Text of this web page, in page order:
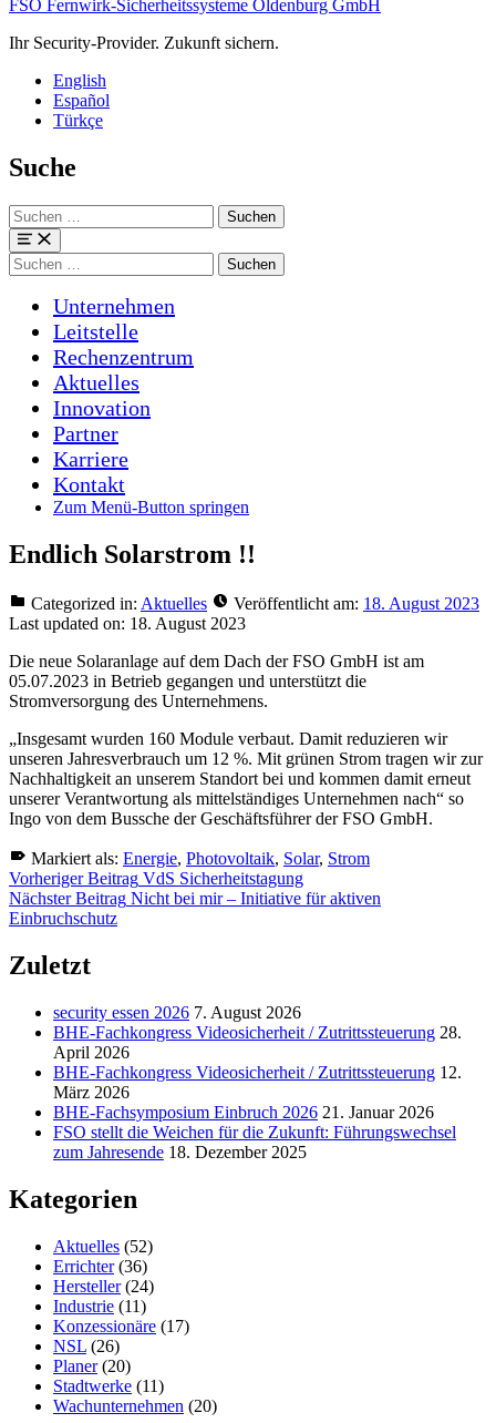
FSO Fernwirk-Sicherheitssysteme Oldenburg GmbH
Ihr Security-Provider. Zukunft sichern.
English
Español
Türkçe
Suche
Suchen
nach:
Menü
Suchen
nach:
Unternehmen
Leitstelle
Rechenzentrum
Aktuelles
Innovation
Partner
Karriere
Kontakt
Zum Menü-Button springen
Endlich Solarstrom !!
Categorized in: Aktuelles Veröffentlicht am: 18. August 2023
Last updated on: 18. August 2023
Die neue Solaranlage auf dem Dach der FSO GmbH ist am
05.07.2023 in Betrieb gegangen und unterstützt die
Stromversorgung des Unternehmens.
„Insgesamt wurden 160 Module verbaut. Damit reduzieren wir
unseren Jahresverbrauch um 12 %. Mit grünen Strom tragen wir zur
Nachhaltigkeit an unserem Standort bei und kommen damit erneut
unserer Verantwortung als mittelständiges Unternehmen nach“ so
Ingo von dem Bussche der Geschäftsführer der FSO GmbH.
Markiert als: Energie, Photovoltaik, Solar, Strom
Zurück
zur
Hauptnavigation
Beitragsnavigation
Vorheriger Beitrag VdS Sicherheitstagung
Nächster Beitrag Nicht bei mir – Initiative für aktiven
Einbruchschutz
Zuletzt
security essen 2026 7. August 2026
BHE-Fachkongress Videosicherheit / Zutrittssteuerung 28.
April 2026
BHE-Fachkongress Videosicherheit / Zutrittssteuerung 12.
März 2026
BHE-Fachsymposium Einbruch 2026 21. Januar 2026
FSO stellt die Weichen für die Zukunft: Führungswechsel
zum Jahresende 18. Dezember 2025
Kategorien
Aktuelles (52)
Errichter(36)
Hersteller(24)
Industrie (11)
Konzessionäre (17)
NSL (26)
Planer(20)
Stadtwerke (11)
Wachunternehmen (20)